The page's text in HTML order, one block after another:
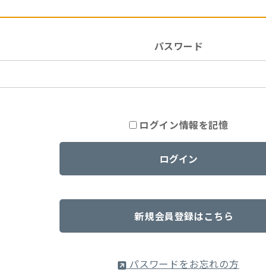
パスワード
ログイン情報を記憶
新規会員登録はこちら
パスワードをお忘れの方